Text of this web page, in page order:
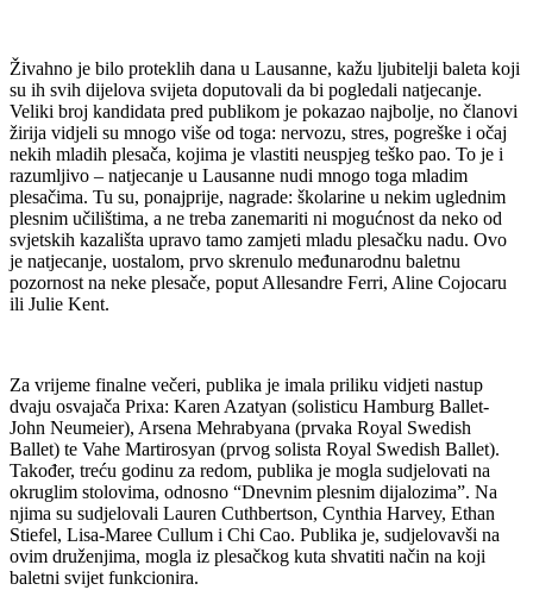
Živahno je bilo proteklih dana u Lausanne, kažu ljubitelji baleta koji
su ih svih dijelova svijeta doputovali da bi pogledali natjecanje.
Veliki broj kandidata pred publikom je pokazao najbolje, no članovi
žirija vidjeli su mnogo više od toga: nervozu, stres, pogreške i očaj
nekih mladih plesača, kojima je vlastiti neuspjeg teško pao. To je i
razumljivo – natjecanje u Lausanne nudi mnogo toga mladim
plesačima. Tu su, ponajprije, nagrade: školarine u nekim uglednim
plesnim učilištima, a ne treba zanemariti ni mogućnost da neko od
svjetskih kazališta upravo tamo zamjeti mladu plesačku nadu. Ovo
je natjecanje, uostalom, prvo skrenulo međunarodnu baletnu
pozornost na neke plesače, poput Allesandre Ferri, Aline Cojocaru
ili Julie Kent.
Za vrijeme finalne večeri, publika je imala priliku vidjeti nastup
dvaju osvajača Prixa: Karen Azatyan (solisticu Hamburg Ballet-
John Neumeier), Arsena Mehrabyana (prvaka Royal Swedish
Ballet) te Vahe Martirosyan (prvog solista Royal Swedish Ballet).
Također, treću godinu za redom, publika je mogla sudjelovati na
okruglim stolovima, odnosno “Dnevnim plesnim dijalozima”. Na
njima su sudjelovali Lauren Cuthbertson, Cynthia Harvey, Ethan
Stiefel, Lisa-Maree Cullum i Chi Cao. Publika je, sudjelovavši na
ovim druženjima, mogla iz plesačkog kuta shvatiti način na koji
baletni svijet funkcionira.